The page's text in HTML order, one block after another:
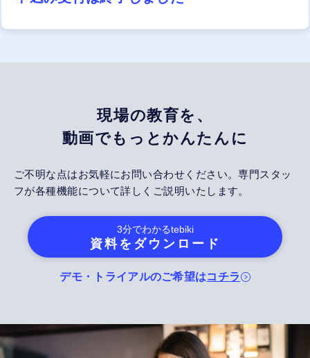
現場の教育を、
動画でもっとかんたんに
ご不明な点はお気軽にお問い合わせください。専門スタッ
フが各種機能について詳しくご説明いたします。
3分でわかるtebiki
資料をダウンロード
デモ・トライアルのご希望はコチラ